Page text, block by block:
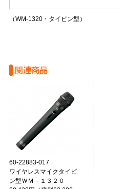
（WM-1320・タイピン型）
60-22883-017
ワイヤレスマイクタイピ
ン型ＷＭ－１３２０